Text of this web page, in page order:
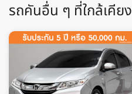
รถคันอื่น ๆ ที่ใกล้เคียง